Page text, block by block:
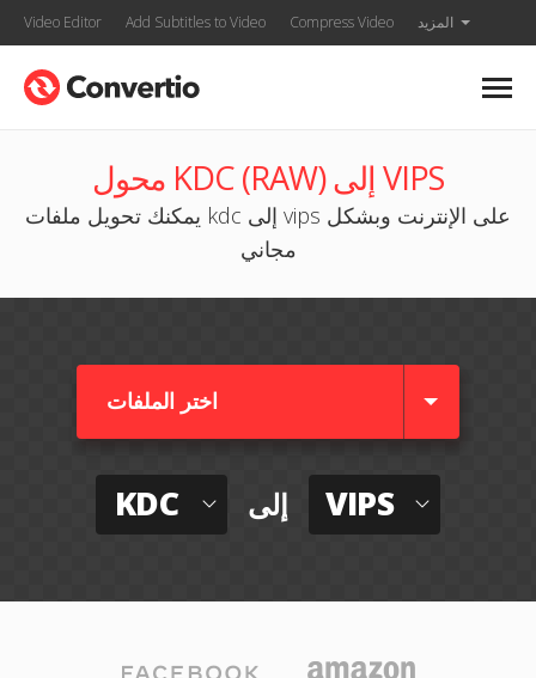
Video Editor Add Subtitles to Video Compress Video المزيد
محول KDC (RAW) إلى VIPS
يمكنك تحويل ملفات kdc إلى vips على الإنترنت وبشكل
مجاني
اختر الملفات
KDC إلى VIPS